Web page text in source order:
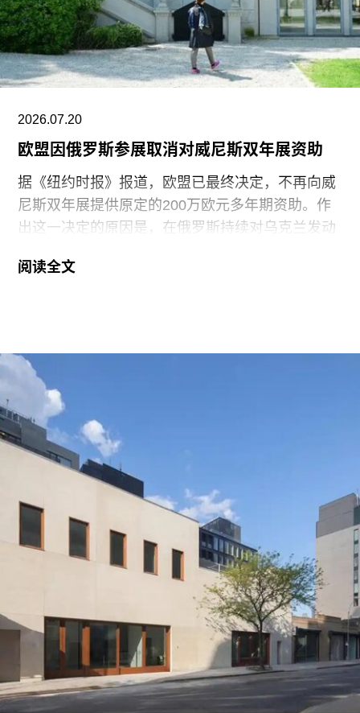
的象征。
据美联社报道，古巴当局提出以强制流放为条件换
取奥特罗·阿尔坎塔拉的自由。当他抵达迈阿密时，
迎接他。获释时，奥特罗·阿尔坎塔拉是古巴最受国
际关注的政治犯之一，该国正因美国实施的石油封
2026.07.20
欧盟因俄罗斯参展取消对威尼斯双年展资助
据《纽约时报》报道，欧盟已最终决定，不再向威
尼斯双年展提供原定的200万欧元多年期资助。作
出这一决定的原因是，在俄罗斯持续对乌克兰发动
双年展。
展形式重返国家馆后，欧盟即表示将撤回资助。4
月，欧盟正式确认取消拨款，但给予双年展30天时
间提出申诉。此次最终决定是在对申诉进行审查后
作出的。
欧盟委员会发言人托马斯·雷尼耶（Thomas
Regnier）在一份声明中表示：“由欧洲纳税人资金
支持的文化活动，应当捍卫民主价值，促进开放对
话、多元性和言论自由。”他同时指出，这些价值观
“在今天的俄罗斯并未得到尊重”。
这笔被取消的资助对威尼斯双年展整体财政影响有
限，但撤资本身无疑是欧盟对双年展组织方的一次
严厉谴责。2022年2月俄罗斯入侵乌克兰后，双年
展曾发表声明称，不会接受“任何与俄罗斯政府存在
形式关联的官方代表团、机构或个人”参与其举办的
任何活动。
阅读全文